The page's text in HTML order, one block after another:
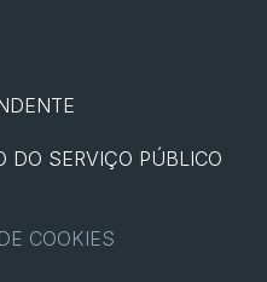
DO SERVIÇO PÚBLICO
COOKIES